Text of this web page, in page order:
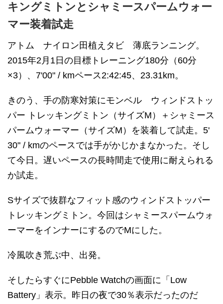
キングミトンとシャミースパームウォー
マー装着試走
アトム ナイロン田植えタビ 薄底ランニング。
2015年2月1日の目標トレーニング180分（60分
×3）、7'00" / kmペース2:42:45、23.31km。
きのう、手の防寒対策にモンベル ウィンドストッ
パー トレッキングミトン（サイズM）＋シャミース
パームウォーマー（サイズM）を装着して試走。5'
30" / kmのペースでは手がかじかまなかった。そし
て今日。遅いペースの長時間走で使用に耐えられる
か試走。
Sサイズで抜群なフィット感のウィンドストッパー
トレッキングミトン。今回はシャミースパームウォ
ーマーをインナーにするのでMにした。
冷風吹き荒ぶ中、出発。
そしたらすぐにPebble Watchの画面に「Low
Battery」表示。昨日の夜で30％表示だったのだ